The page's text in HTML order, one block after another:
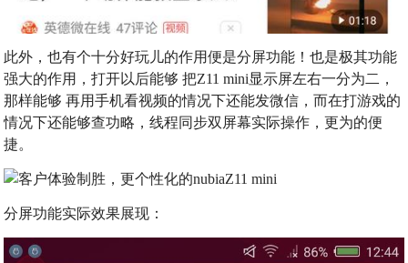
此外，也有个十分好玩儿的作用便是分屏功能！也是极其功能
强大的作用，打开以后能够 把Z11 mini显示屏左右一分为二，
那样能够 再用手机看视频的情况下还能发微信，而在打游戏的
情况下还能够查功略，线程同步双屏幕实际操作，更为的便
捷。
分屏功能实际效果展现：